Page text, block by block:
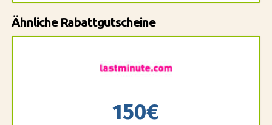
Ähnliche Rabattgutscheine
150€